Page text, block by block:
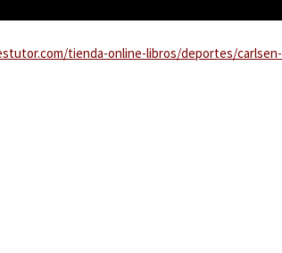
tienda-online-libros/deportes/carlsen-